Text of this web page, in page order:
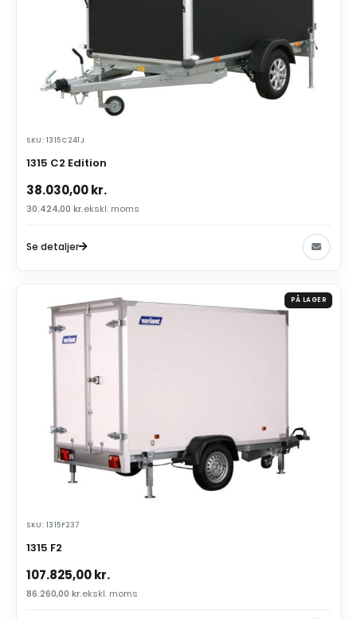
SKU: 1315C241J
1315 C2 Edition
38.030,00kr.
30.424,00 kr.ekskl. moms
Se detaljer
PÅ LAGER
SKU: 1315F237
1315 F2
107.825,00kr.
86.260,00 kr.ekskl. moms